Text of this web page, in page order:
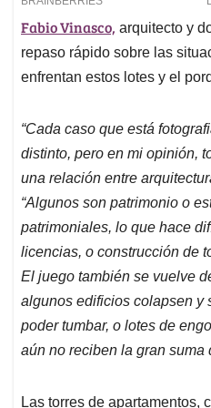
Fabio Vinasco, arquitecto y
repaso rápido sobre las
enfrentan estos lotes y el
“Cada caso que está
distinto, pero en mi opinión,
una relación entre
“Algunos son patrimonio o
patrimoniales, lo que hace
licencias, o construcción de
El juego también se vuelve
algunos edificios colapsen y
poder tumbar, o lotes de
aún no reciben la gran suma
Las torres de apartamentos,